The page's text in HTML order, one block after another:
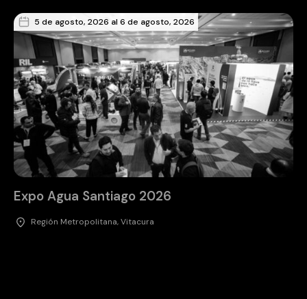
5 de agosto, 2026 al 6 de agosto, 2026
Expo Agua Santiago 2026
Región Metropolitana, Vitacura